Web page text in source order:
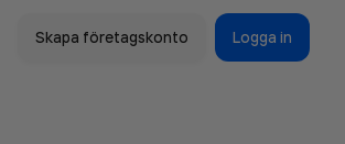
Skapa företagskonto Logga in